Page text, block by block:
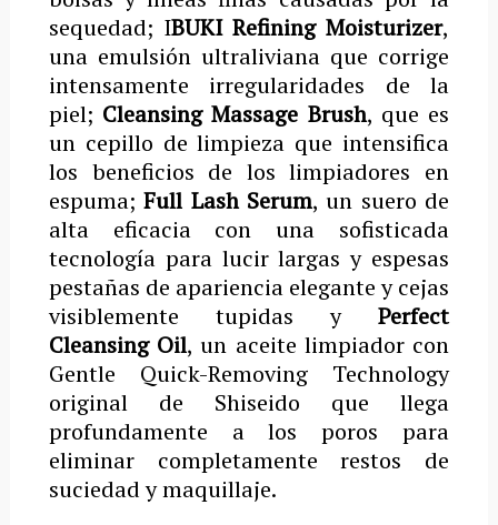
sequedad; IBUKI Refining Moisturizer,
una emulsión ultraliviana que corrige
intensamente irregularidades de la
piel; Cleansing Massage Brush, que es
un cepillo de limpieza que intensifica
los beneficios de los limpiadores en
espuma;Full Lash Serum, un suero de
alta eficacia con una sofisticada
tecnología para lucir largas y espesas
pestañas de apariencia elegante y cejas
visiblemente tupidas yPerfect
Cleansing Oil, un aceite limpiador con
Gentle Quick-Removing Technology
original de Shiseido que llega
profundamente a los poros para
eliminar completamente restos de
suciedad y maquillaje.